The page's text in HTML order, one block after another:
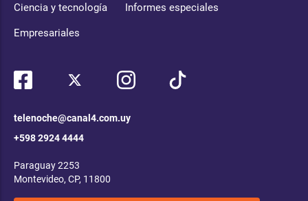
Ciencia y tecnología Informes especiales
Empresariales
telenoche@canal4.com.uy
+598 2924 4444
Paraguay 2253
Montevideo, CP, 11800